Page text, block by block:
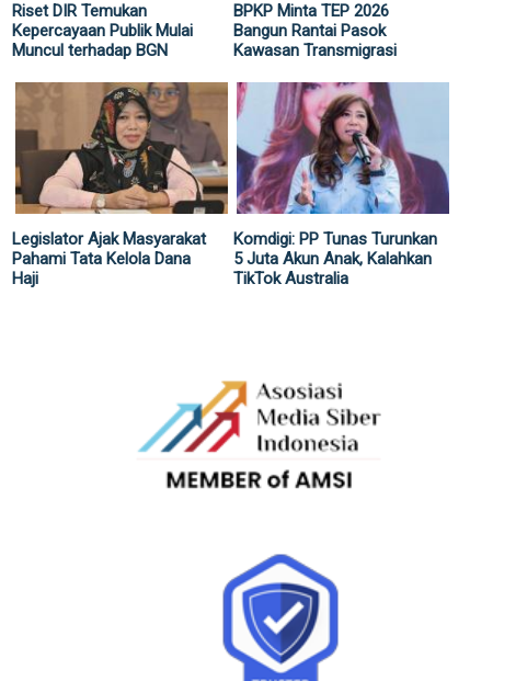
Riset DIR Temukan
Kepercayaan Publik Mulai
Muncul terhadap BGN
BPKP Minta TEP 2026
Bangun Rantai Pasok
Kawasan Transmigrasi
Legislator Ajak Masyarakat
Pahami Tata Kelola Dana
Haji
Komdigi: PP Tunas Turunkan
5 Juta Akun Anak, Kalahkan
TikTok Australia